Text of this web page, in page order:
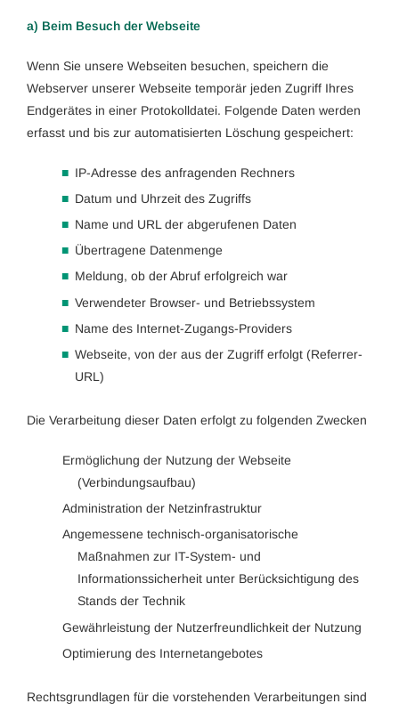
a) Beim Besuch der Webseite
Wenn Sie unsere Webseiten besuchen, speichern die
Webserver unserer Webseite temporär jeden Zugriff Ihres
Endgerätes in einer Protokolldatei. Folgende Daten werden
erfasst und bis zur automatisierten Löschung gespeichert:
IP-Adresse des anfragenden Rechners
Datum und Uhrzeit des Zugriffs
Name und URL der abgerufenen Daten
Übertragene Datenmenge
Meldung, ob der Abruf erfolgreich war
Verwendeter Browser- und Betriebssystem
Name des Internet-Zugangs-Providers
Webseite, von der aus der Zugriff erfolgt (Referrer-
URL)
Die Verarbeitung dieser Daten erfolgt zu folgenden Zwecken
Ermöglichung der Nutzung der Webseite
(Verbindungsaufbau)
Administration der Netzinfrastruktur
Angemessene technisch-organisatorische
Maßnahmen zur IT-System- und
Informationssicherheit unter Berücksichtigung des
Stands der Technik
Gewährleistung der Nutzerfreundlichkeit der Nutzung
Optimierung des Internetangebotes
Rechtsgrundlagen für die vorstehenden Verarbeitungen sind